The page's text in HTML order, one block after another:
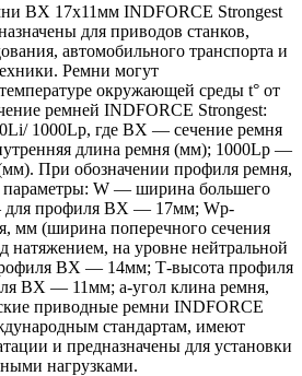
BX 17х11мм INDFORCE Strongest
для приводов станков,
автомобильного транспорта и
Ремни могут
окружающей среды t° от
ремней INDFORCE Strongest:
1000Lp, где BХ — сечение ремня
длина ремня (мм); 1000Lp —
При обозначении профиля ремня,
W — ширина большего
для профиля BХ — 17мм; Wp-
мм (ширина поперечного сечения
натяжением, на уровне нейтральной
BX — 14мм; Т-высота профиля
BХ — 11мм; a-угол клина ремня,
приводные ремни INDFORCE
стандартам, имеют
и предназначены для установки
нагрузками.